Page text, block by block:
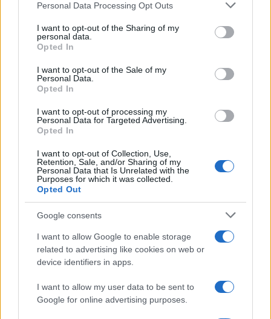
Personal Data Processing Opt Outs
I want to opt-out of the Sharing of my
personal data.
Opted In
I want to opt-out of the Sale of my
Personal Data.
Opted In
I want to opt-out of processing my
Personal Data for Targeted Advertising.
Opted In
I want to opt-out of Collection, Use,
Retention, Sale, and/or Sharing of my
Personal Data that Is Unrelated with the
Purposes for which it was collected.
Opted Out
Google consents
I want to allow Google to enable storage
related to advertising like cookies on web or
device identifiers in apps.
I want to allow my user data to be sent to
Google for online advertising purposes.
FUDBAL
19.02.15. 20:47
Visoka pobjeda Evertona u Švicarskoj
Saznaj više